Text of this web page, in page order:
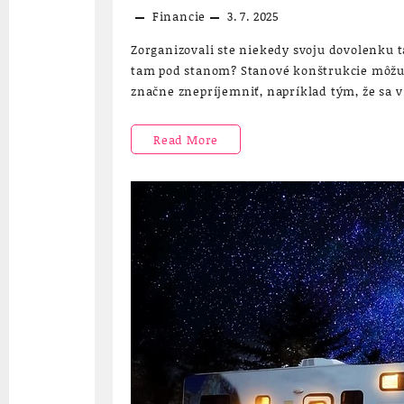
Financie 3. 7. 2025
Zorganizovali ste niekedy svoju dovolenku
tam pod stanom? Stanové konštrukcie
značne znepríjemniť, napríklad tým, že sa
Mobilné
ako
súčasť
vybavenia
autokempov
vodáckych
kempov
Read More